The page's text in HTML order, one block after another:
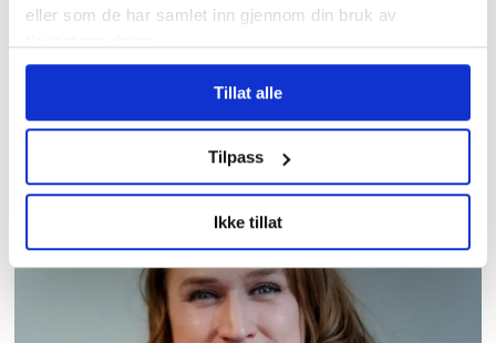
eller som de har samlet inn gjennom din bruk av
Tillat alle
Tilpass
Ikke tillat
Tidligere forbundsleder
hedret av AUF med eget